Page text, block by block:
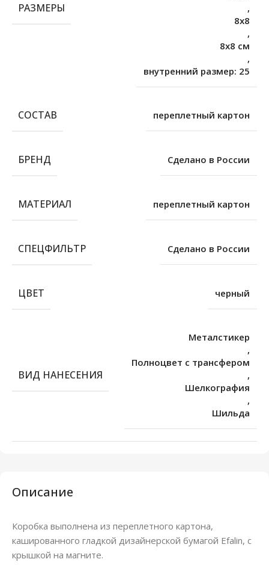
Описание
Коробка выполнена из переплетного картона,
кашированного гладкой дизайнерской бумагой Efalin, с
крышкой на магните.
РАЗМЕРЫ
,
8х8
,
8х8 см
,
внутренний размер: 25
СОСТАВ переплетный картон
БРЕНД Сделано в России
МАТЕРИАЛ переплетный картон
СПЕЦФИЛЬТР Сделано в России
ЦВЕТ черный
ВИД НАНЕСЕНИЯ
Металстикер
,
Полноцвет с трансфером
,
Шелкография
,
Шильда